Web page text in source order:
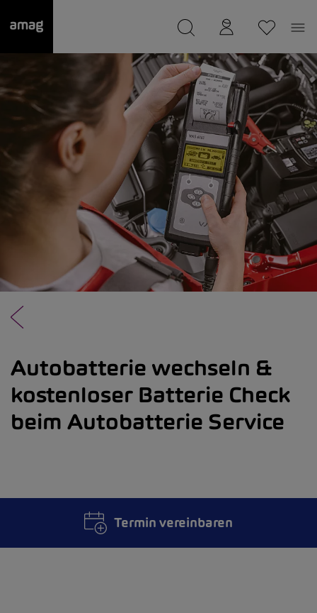
wurde als Ihre Garage gespeichert.
Autobatterie wechseln &
kostenloser Batterie Check
beim Autobatterie Service
Termin vereinbaren